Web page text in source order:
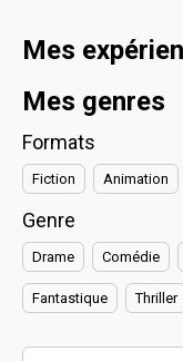
Mes
Mes genres
Formats
Fiction Animation
Genre
Drame Comédie
Fantastique Thriller